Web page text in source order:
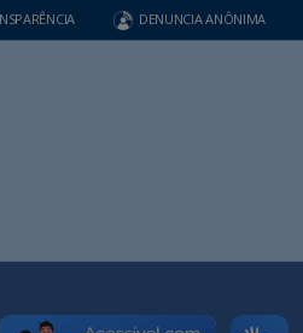
DENUNCIA ANÔNIMA